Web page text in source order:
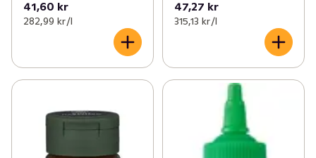
41,60 kr
282,99 kr /l
47,27 kr
315,13 kr /l